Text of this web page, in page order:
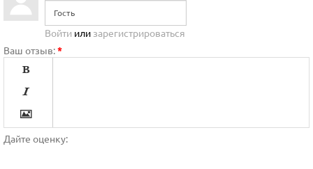
Войти или зарегистрироваться
Ваш отзыв:*




Дайте оценку: